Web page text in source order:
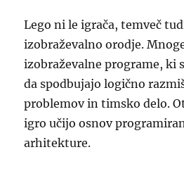
Lego ni le igrača, temveč
izobraževalno orodje.
izobraževalne programe, ki
da spodbujajo logično
problemov in timsko delo.
igro učijo osnov
arhitekture.